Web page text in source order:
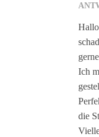
Ich
die